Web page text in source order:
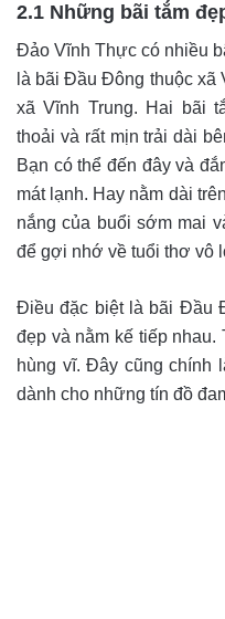
2.1 Những bãi tắm
Đảo Vĩnh Thực có nhiều
là bãi Đầu Đông thuộc xã
xã Vĩnh Trung. Hai bãi
thoải và rất mịn trải dài
Bạn có thể đến đây và
mát lạnh. Hay nằm dài
nắng của buổi sớm mai
để gợi nhớ về tuổi thơ vô
Điều đặc biệt là bãi Đầu
đẹp và nằm kế tiếp nhau.
hùng vĩ. Đây cũng chính
dành cho những tín đồ